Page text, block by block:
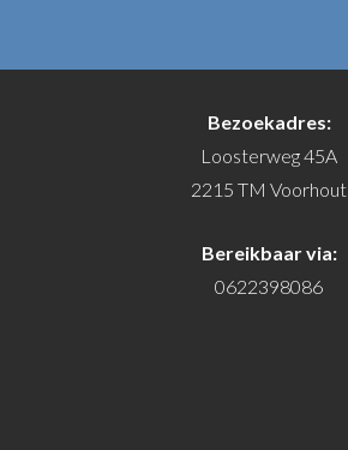
Bezoekadres:
Loosterweg 45A
2215 TM Voorhout
Bereikbaar via:
0622398086